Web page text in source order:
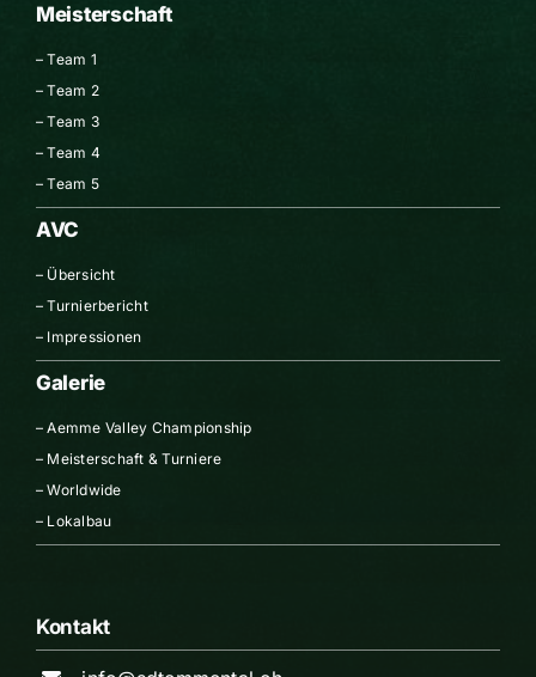
Meisterschaft
–Team 1
–Team 2
–Team 3
–Team 4
–Team 5
AVC
– Übersicht
–Turnierbericht
– Impressionen
Galerie
–Aemme Valley Championship
– Meisterschaft & Turniere
–Worldwide
– Lokalbau
Kontakt